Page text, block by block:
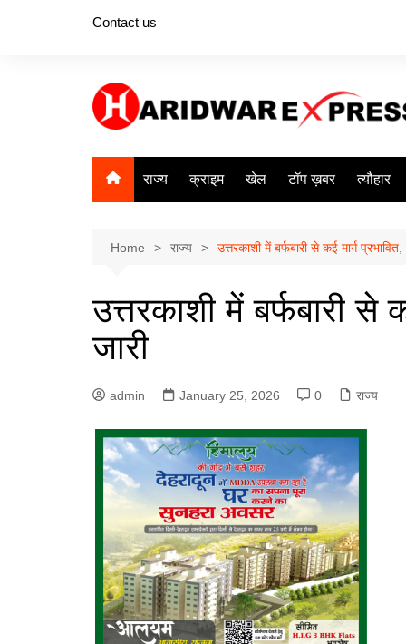
Contact us
राज्य क्राइम खेल टॉप ख़बर त्यौहार
Home राज्य उत्तरकाशी में बर्फबारी से कई मार्ग
उत्तरकाशी में बर्फबारी से
जारी
admin January 25, 2026 0 राज्य